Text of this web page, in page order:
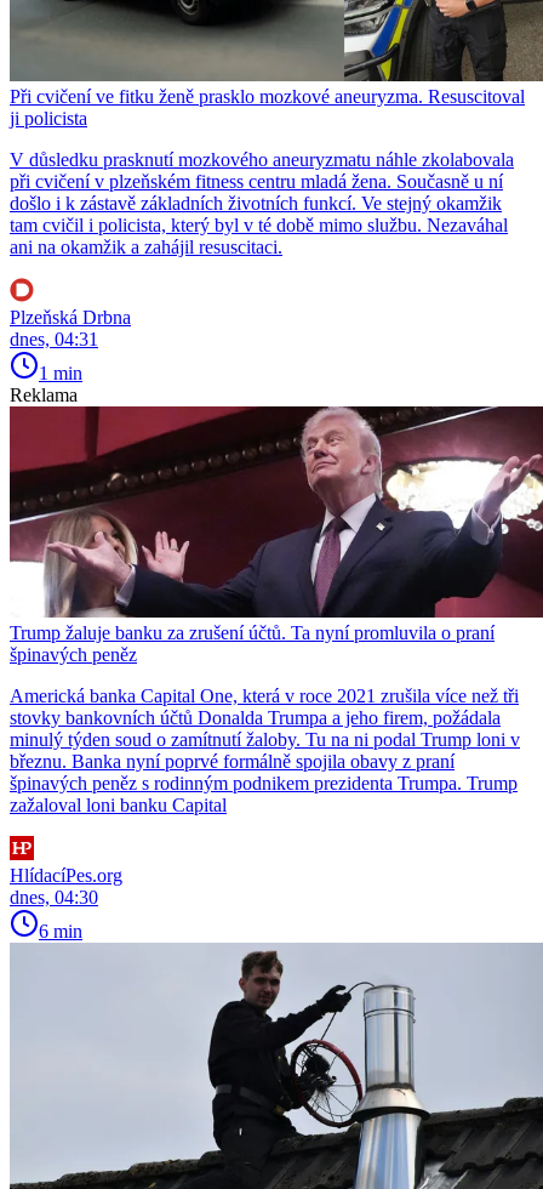
Při cvičení ve fitku ženě prasklo mozkové aneuryzma. Resuscitoval
ji policista
V důsledku prasknutí mozkového aneuryzmatu náhle zkolabovala
při cvičení v plzeňském fitness centru mladá žena. Současně u ní
došlo i k zástavě základních životních funkcí. Ve stejný okamžik
tam cvičil i policista, který byl v té době mimo službu. Nezaváhal
ani na okamžik a zahájil resuscitaci.
Plzeňská Drbna
dnes, 04:31
1 min
Reklama
Trump žaluje banku za zrušení účtů. Ta nyní promluvila o praní
špinavých peněz
Americká banka Capital One, která v roce 2021 zrušila více než tři
stovky bankovních účtů Donalda Trumpa a jeho firem, požádala
minulý týden soud o zamítnutí žaloby. Tu na ni podal Trump loni v
březnu. Banka nyní poprvé formálně spojila obavy z praní
špinavých peněz s rodinným podnikem prezidenta Trumpa. Trump
zažaloval loni banku Capital
HlídacíPes.org
dnes, 04:30
6 min